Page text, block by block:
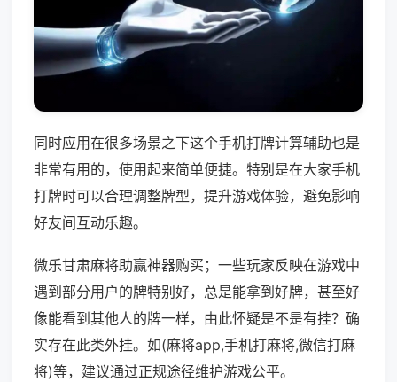
同时应用在很多场景之下这个手机打牌计算辅助也是
非常有用的，使用起来简单便捷。特别是在大家手机
打牌时可以合理调整牌型，提升游戏体验，避免影响
好友间互动乐趣。
微乐甘肃麻将助赢神器购买；一些玩家反映在游戏中
遇到部分用户的牌特别好，总是能拿到好牌，甚至好
像能看到其他人的牌一样，由此怀疑是不是有挂？确
实存在此类外挂。如(麻将app,手机打麻将,微信打麻
将)等，建议通过正规途径维护游戏公平。